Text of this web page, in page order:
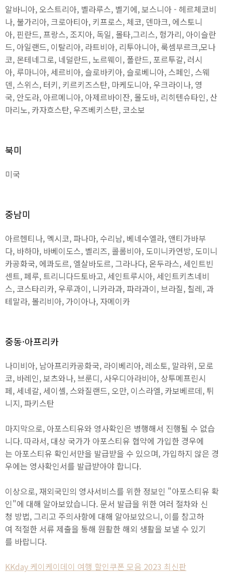
알바니아, 오스트리아, 벨라루스, 벨기에, 보스니아 - 헤르체코비
나, 불가리아, 크로아티아, 키프로스, 체코, 덴마크, 에스토니
아, 핀란드, 프랑스, 조지아, 독일, 몰타,그리스, 헝가리, 아이슬란
드, 아일랜드, 이탈리아, 라트비아, 리투아니아, 룩셈부르크,모나
코, 몬테네그로, 네덜란드, 노르웨이, 폴란드, 포르투갈, 러시
아, 루마니아, 세르비아, 슬로바키아, 슬로베니아, 스페인, 스웨
덴, 스위스, 터키, 키르키즈스탄, 마케도니아, 우크라이나, 영
국, 안도라, 아르메니아, 아제르바이잔, 몰도바, 리히텐슈타인, 산
마리노, 카자흐스탄, 우즈베키스탄, 코소보
북미
미국
중남미
아르헨티나, 멕시코, 파나마, 수리남, 베네수엘라, 앤티가바부
다, 바하마, 바베이도스, 벨리즈, 콜롬비아, 도미니카연방, 도미니
카공화국, 에콰도르, 엘살바도르, 그라나다, 온두라스, 세인트빈
센트, 페루, 트리니다드토바고, 세인트루시아, 세인트키츠네비
스, 코스타리카, 우루과이, 니카라과, 파라과이, 브라질, 칠레, 과
테말라, 볼리비아, 가이아나, 자메이카
중동·아프리카
나미비아, 남아프리카공화국, 라이베리아, 레소토, 말라위, 모로
코, 바레인, 보츠와나, 브룬디, 사우디아라비아, 상투메프린시
페, 세네갈, 세이셸, 스와질랜드, 오만, 이스라엘, 카보베르데, 튀
니지, 파키스탄
마지막으로, 아포스티유와 영사확인은 병행해서 진행될 수 없습
니다. 따라서, 대상 국가가 아포스티유 협약에 가입한 경우에
는 아포스티유 확인서만을 발급받을 수 있으며, 가입하지 않은 경
우에는 영사확인서를 발급받아야 합니다.
이상으로, 재외국민의 영사서비스를 위한 정보인 "아포스티유 확
인"에 대해 알아보았습니다. 문서 발급을 위한 여러 절차와 신
청 방법, 그리고 주의사항에 대해 알아보았으니, 이를 참고하
여 적절한 서류 제출을 통해 원활한 해외 생활을 보낼 수 있기
를 바랍니다.
KKday 케이케이데이 여행 할인쿠폰 모음 2023 최신판